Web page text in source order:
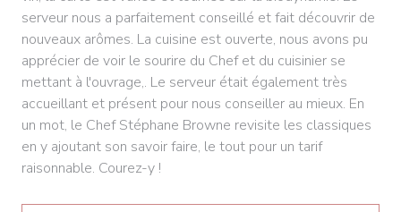
serveur nous a parfaitement conseillé et fait découvrir de
nouveaux arômes. La cuisine est ouverte, nous avons pu
apprécier de voir le sourire du Chef et du cuisinier se
mettant à l'ouvrage,. Le serveur était également très
accueillant et présent pour nous conseiller au mieux. En
un mot, le Chef Stéphane Browne revisite les classiques
en y ajoutant son savoir faire, le tout pour un tarif
raisonnable. Courez-y !